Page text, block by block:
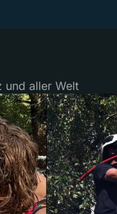
und aller Welt